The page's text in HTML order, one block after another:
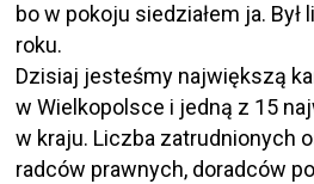
bo w pokoju siedziałem ja. Był
roku.
Dzisiaj jesteśmy największą
w Wielkopolsce i jedną z 15
w kraju. Liczba zatrudnionych
radców prawnych, doradców